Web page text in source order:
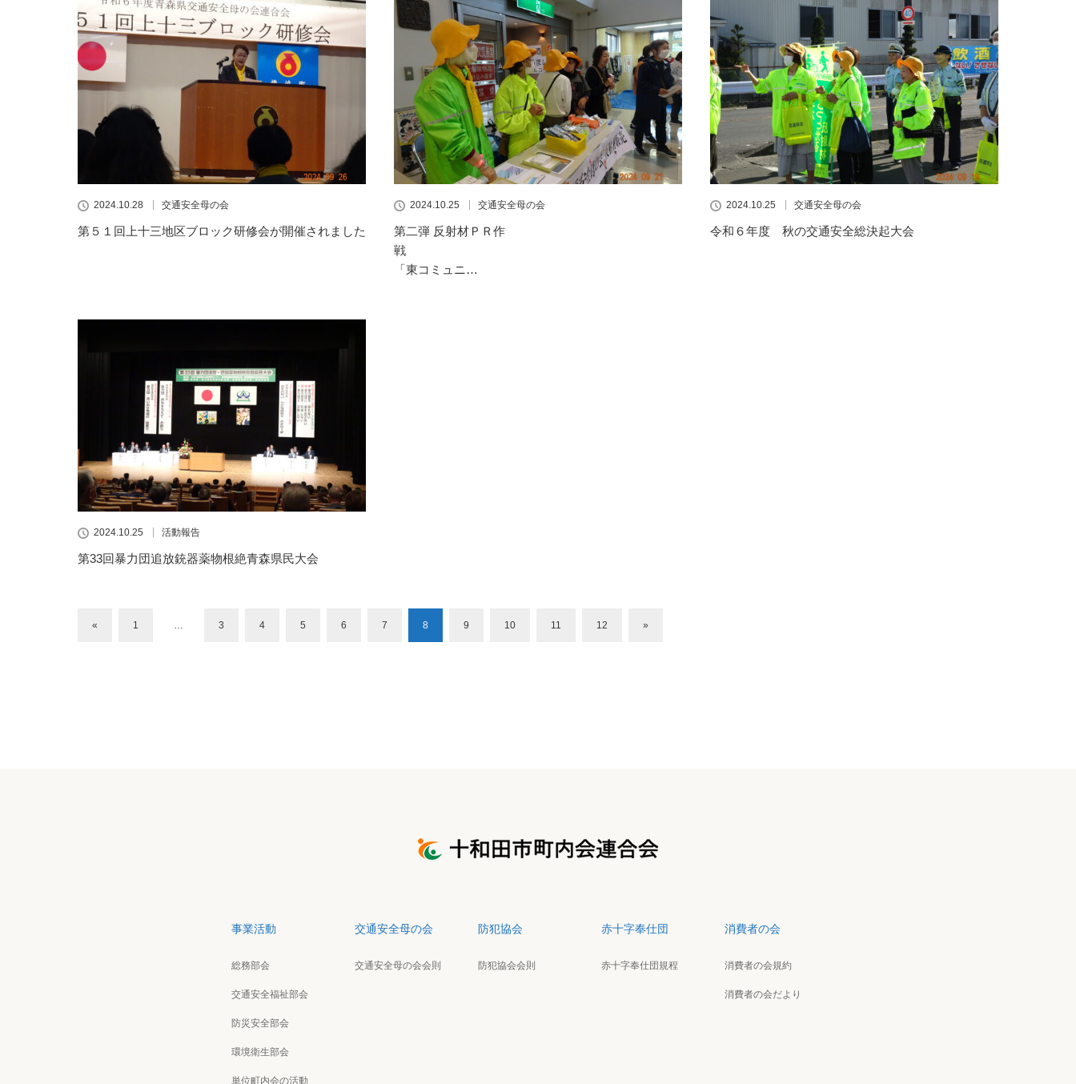
2024.10.28 交通安全母の会
第５１回上十三地区ブロック研修会が開催されました
2024.10.25 交通安全母の会
第二弾 反射材ＰＲ作
戦
「東コミュニ…
2024.10.25 交通安全母の会
令和６年度 秋の交通安全総決起大会
2024.10.25 活動報告
第33回暴力団追放銃器薬物根絶青森県民大会
« 1 … 3 4 5 6 7 8 9 10 11 12 »
事業活動
総務部会
交通安全福祉部会
防災安全部会
環境衛生部会
単位町内会の活動
交通安全母の会
交通安全母の会会則
防犯協会
防犯協会会則
赤十字奉仕団
赤十字奉仕団規程
消費者の会
消費者の会規約
消費者の会だより